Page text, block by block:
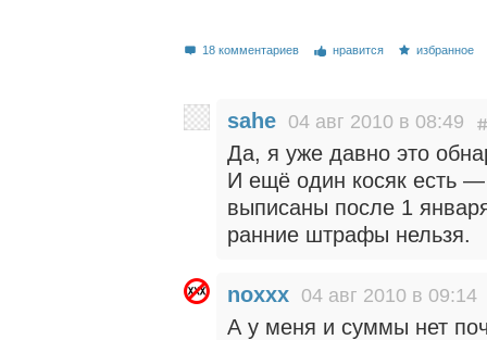
18 комментариев нравится избранное
sahe 04 авг 2010 в 08:49
Да, я уже давно это
И ещё один косяк есть
выписаны после 1
ранние штрафы нельзя.
noxxx 04 авг 2010 в 09:14
А у меня и суммы нет